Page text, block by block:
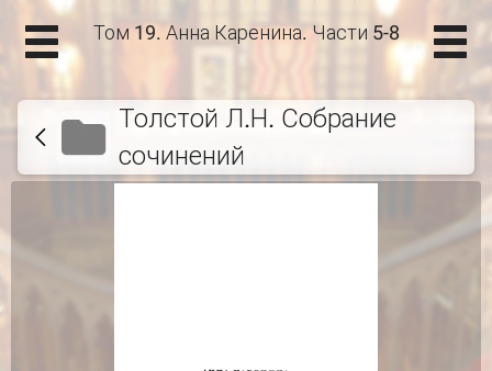
Том 19. Анна Каренина. Части 5-8
Толстой Л.Н. Собрание
сочинений